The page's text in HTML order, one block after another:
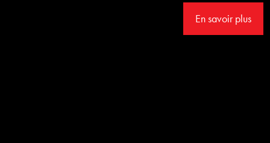
En savoir plus